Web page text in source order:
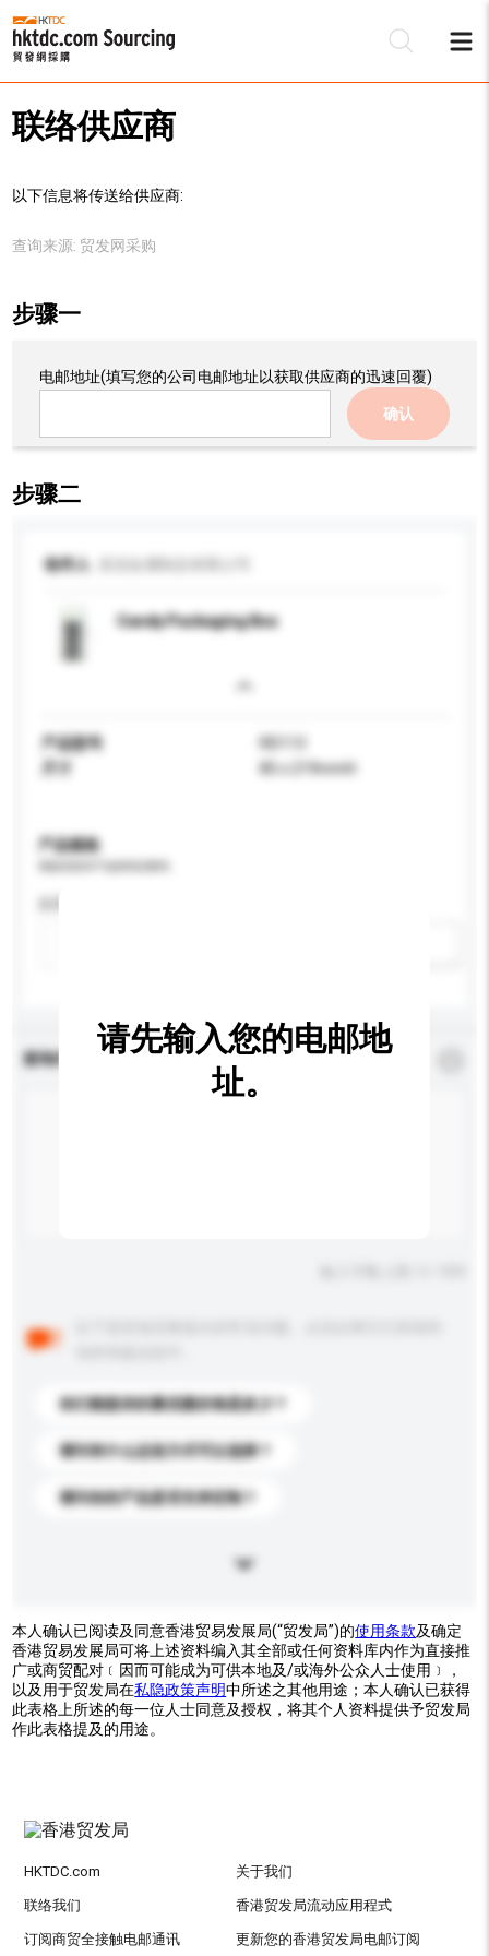
联络供应商
以下信息将传送给供应商:
查询来源: 贸发网采购
步骤一
电邮地址(填写您的公司电邮地址以获取供应商的迅速回覆)
确认
步骤二
收件人
Candy Packaging Box
产品型号
RD113
85 x 219mmH
产品规格
查询内容 * 必须填写
你们能提供的最优惠价格是多少？
请问有什么运送方式可以选择？
请问你的产品是否支持定制？
请先输入您的电邮地
址。
本人确认已阅读及同意香港贸易发展局(“贸发局”)的使用条款及确定
香港贸易发展局可将上述资料编入其全部或任何资料库内作为直接推
广或商贸配对﹝因而可能成为可供本地及/或海外公众人士使用﹞，
以及用于贸发局在私隐政策声明中所述之其他用途；本人确认已获得
此表格上所述的每一位人士同意及授权，将其个人资料提供予贸发局
作此表格提及的用途。
HKTDC.com 关于我们
联络我们 香港贸发局流动应用程式
订阅商贸全接触电邮通讯 更新您的香港贸发局电邮订阅